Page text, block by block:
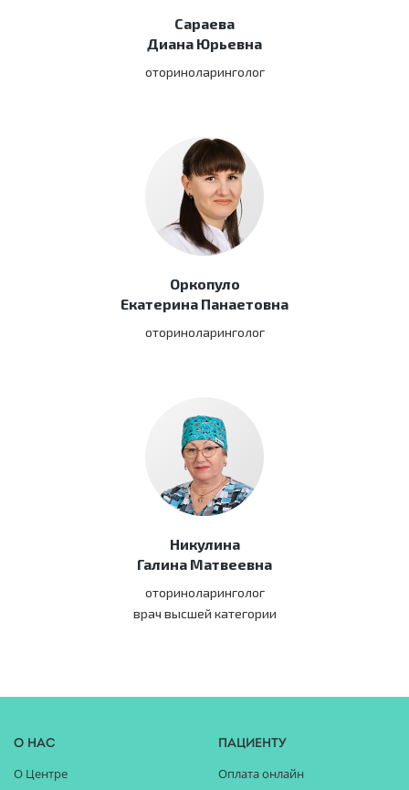
Сараева
Диана Юрьевна
оториноларинголог
Оркопуло
Екатерина Панаетовна
оториноларинголог
Никулина
Галина Матвеевна
оториноларинголог
врач высшей категории
О нас
О Центре
Пациенту
Оплата онлайн